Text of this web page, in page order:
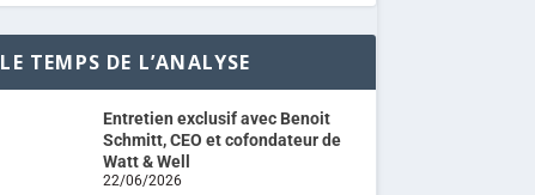
LE TEMPS DE L’ANALYSE
Entretien exclusif avec Benoit
Schmitt, CEO et cofondateur de
Watt & Well
22/06/2026